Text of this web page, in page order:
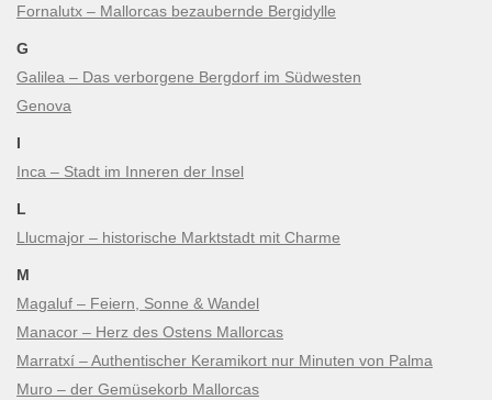
Fornalutx – Mallorcas bezaubernde Bergidylle
G
Galilea – Das verborgene Bergdorf im Südwesten
Genova
I
Inca – Stadt im Inneren der Insel
L
Llucmajor – historische Marktstadt mit Charme
M
Magaluf – Feiern, Sonne & Wandel
Manacor – Herz des Ostens Mallorcas
Marratxí – Authentischer Keramikort nur Minuten von Palma
Muro – der Gemüsekorb Mallorcas